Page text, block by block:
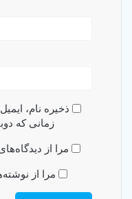
ذخیره نام،
زمانی که
مرا از
مرا از